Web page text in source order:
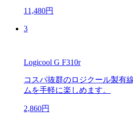
11,480円
3
Logicool G F310r
コスパ抜群のロジクール製有
ムを手軽に楽しめます。
2,860円